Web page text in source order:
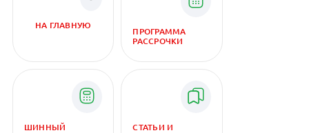
НА ГЛАВНУЮ
ПРОГРАММА
РАССРОЧКИ
ШИННЫЙ
СТАТЬИ И